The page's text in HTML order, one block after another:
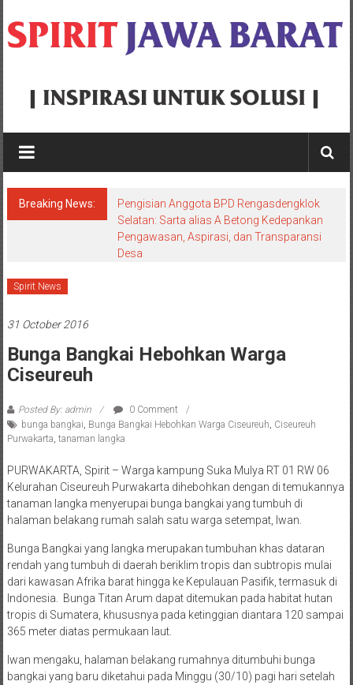
to
content
Spirit
Jawa
Barat
Inspirasi
Breaking News:
Pengisian Anggota BPD Rengasdengklok
Selatan: Sarta alias A Betong Kedepankan
Pengawasan, Aspirasi, dan Transparansi
Desa
Spirit News
31 October 2016
Bunga Bangkai Hebohkan Warga
Ciseureuh
Posted By: admin
0 Comment
bunga bangkai Bunga Bangkai Hebohkan Warga Ciseureuh Ciseureuh
Purwakarta tanaman langka
PURWAKARTA, Spirit – Warga kampung Suka Mulya RT 01 RW 06
Kelurahan Ciseureuh Purwakarta dihebohkan dengan di temukannya
tanaman langka menyerupai bunga bangkai yang tumbuh di
halaman belakang rumah salah satu warga setempat, Iwan.
Bunga Bangkai yang langka merupakan tumbuhan khas dataran
rendah yang tumbuh di daerah beriklim tropis dan subtropis mulai
dari kawasan Afrika barat hingga ke Kepulauan Pasifik, termasuk di
Indonesia. Bunga Titan Arum dapat ditemukan pada habitat hutan
tropis di Sumatera, khususnya pada ketinggian diantara 120 sampai
365 meter diatas permukaan laut.
Iwan mengaku, halaman belakang rumahnya ditumbuhi bunga
bangkai yang baru diketahui pada Minggu (30/10) pagi hari setelah